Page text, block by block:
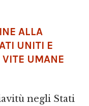
ALLA
UNITI E
UMANE
negli Stati